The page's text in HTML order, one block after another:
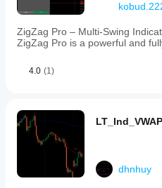
ZigZag Pro – Multi-Swing
ZigZag Pro is a powerful and
4.0 (1)
LT_Ind_VWAP
dhnhuy